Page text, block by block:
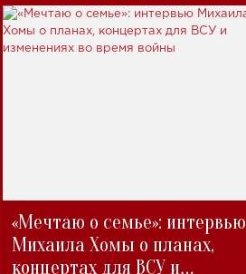
«Мечтаю о семье»: интервью
Михаила Хомы о планах,
концертах для ВСУ и